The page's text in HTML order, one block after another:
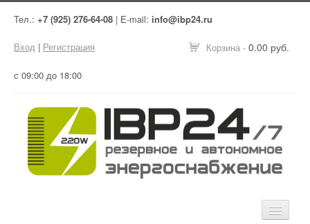
Тел.: +7 (925) 276-64-08 | E-mail: info@ibp24.ru
Корзина - 0.00 руб.
Вход | Регистрация
с 09:00 до 18:00